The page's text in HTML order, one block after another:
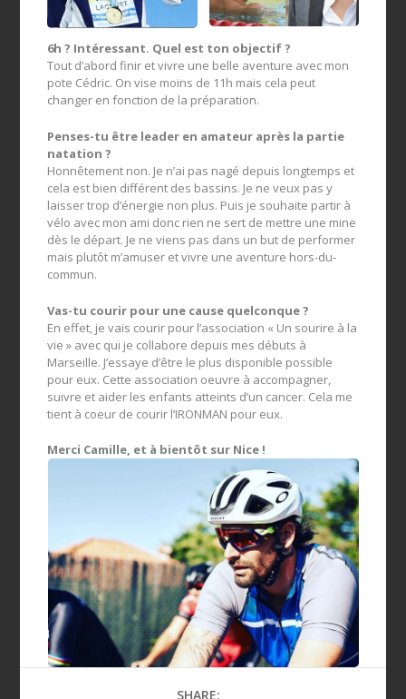
6h ? Intéressant. Quel est ton objectif ?
Tout d’abord finir et vivre une belle aventure avec mon
pote Cédric. On vise moins de 11h mais cela peut
changer en fonction de la préparation.
Penses-tu être leader en amateur après la partie
natation ?
Honnêtement non. Je n’ai pas nagé depuis longtemps et
cela est bien différent des bassins. Je ne veux pas y
laisser trop d’énergie non plus. Puis je souhaite partir à
vélo avec mon ami donc rien ne sert de mettre une mine
dès le départ. Je ne viens pas dans un but de performer
mais plutôt m’amuser et vivre une aventure hors-du-
commun.
Vas-tu courir pour une cause quelconque ?
En effet, je vais courir pour l’association « Un sourire à la
vie » avec qui je collabore depuis mes débuts à
Marseille. J’essaye d’être le plus disponible possible
pour eux. Cette association oeuvre à accompagner,
suivre et aider les enfants atteints d’un cancer. Cela me
tient à coeur de courir l’IRONMAN pour eux.
Merci Camille, et à bientôt sur Nice !
SHARE: